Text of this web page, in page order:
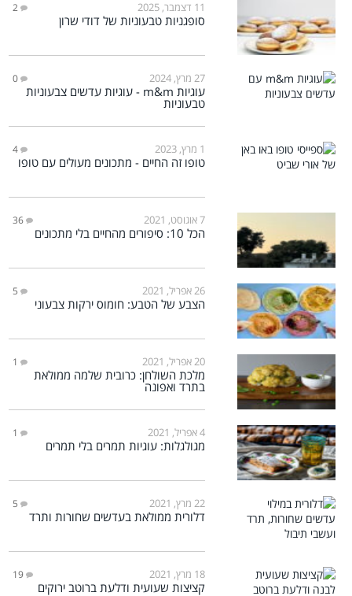
11 דצמבר, 2025 2
סופגניות טבעוניות של דודי שרון
27 מרץ, 2024 0
עוגיות m&m - עוגיות עדשים צבעוניות
טבעוניות
1 מרץ, 2023 4
טופו זה החיים - מתכונים מעולים עם טופו
7 אוגוסט, 2021 36
הכל 10: סיפורים מהחיים בלי מתכונים
26 אפריל, 2021 5
הצבע של הטבע: חומוס ירקות צבעוני
20 אפריל, 2021 1
מלכת השולחן: כרובית שלמה ממולאת
בתרד ואפונה
4 אפריל, 2021 1
מגולגלות: עוגיות תמרים בלי תמרים
22 מרץ, 2021 5
דלורית ממולאת בעדשים שחורות ותרד
18 מרץ, 2021 19
קציצות שעועית ודלעת ברוטב ירוקים